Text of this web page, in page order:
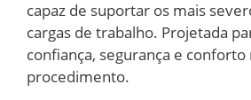
capaz de suportar os mais
cargas de trabalho. Projetada
confiança, segurança e conforto
procedimento.